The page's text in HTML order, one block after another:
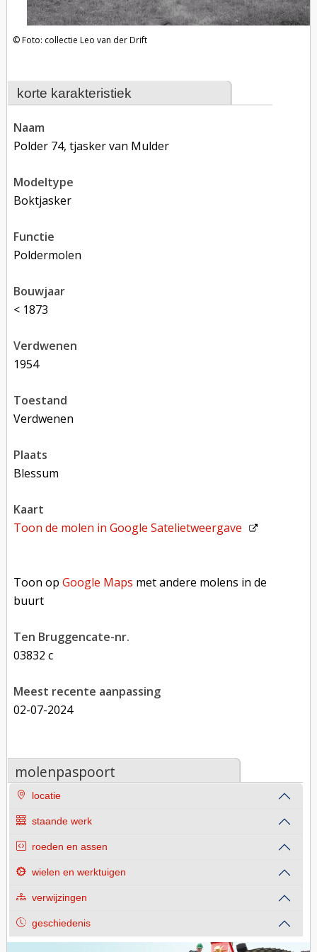
korte karakteristiek
naam
Polder 74, tjasker van Mulder
modeltype
boktjasker
functie
poldermolen
bouwjaar
< 1873
verdwenen
1954
toestand
verdwenen
plaats
Blessum
kaart
Toon de molen inGoogle Satelietweergave
Toon opGoogle Maps met andere molens in de
buurt
Ten Bruggencate-nr.
03832 c
Meest recente aanpassing
02-07-2024
Foto: collectie Leo van der Drift
molenpaspoort
locatie
staande werk
roeden en assen
wielen en werktuigen
verwijzingen
geschiedenis